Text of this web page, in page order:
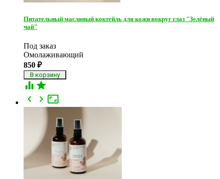
Питательный масляный коктейль для кожи вокруг глаз "Зелёный
чай"
Под заказ
Омолаживающий
850 ₽
 

 